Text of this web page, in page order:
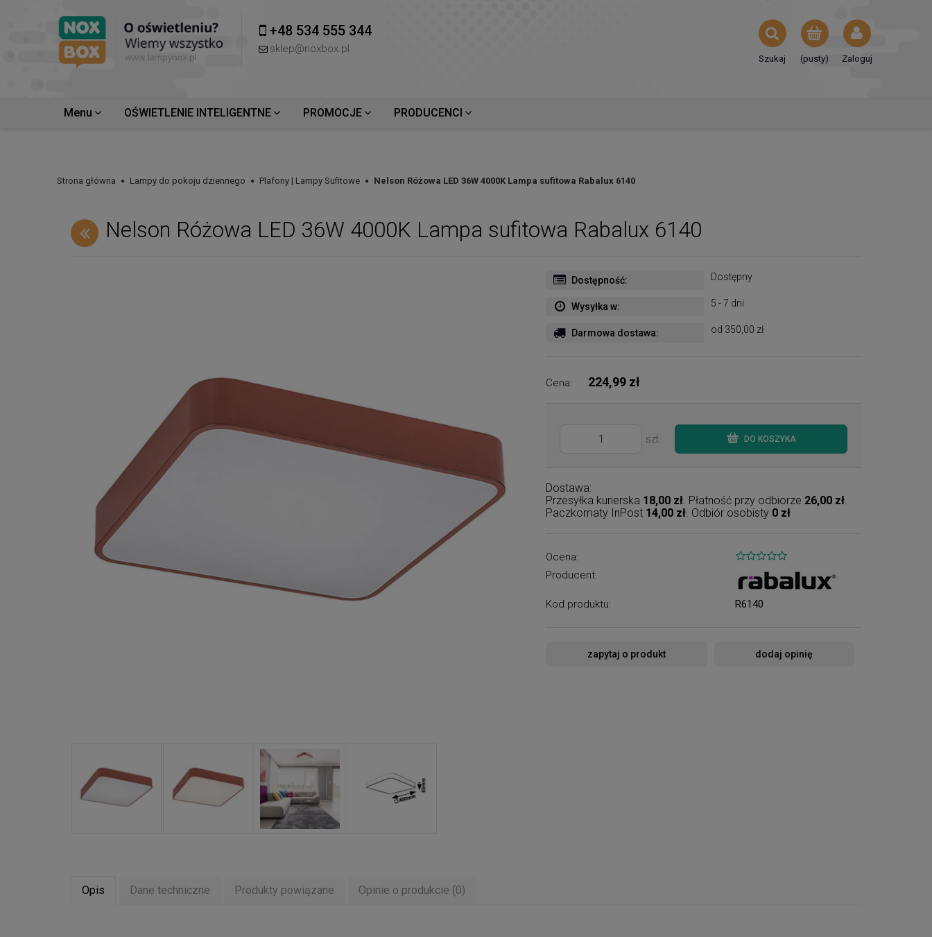
+48 534 555 344
sklep@noxbox.pl
(pusty) Zaloguj
Szukaj
Menu OŚWIETLENIE INTELIGENTNE PROMOCJE PRODUCENCI
Strona główna Lampy do pokoju dziennego Plafony | Lampy Sufitowe Nelson Różowa LED 36W 4000K Lampa sufitowa Rabalux 6140
Nelson Różowa LED 36W 4000K Lampa sufitowa Rabalux 6140
Dostępność: Dostępny
Wysyłka w: 5 - 7 dni
Darmowa dostawa: od 350,00 zł
Cena: 224,99 zł
szt. DO KOSZYKA
Dostawa:
Przesyłka kurierska 18,00 zł. Płatność przy odbiorze 26,00 zł.
Paczkomaty InPost 14,00 zł. Odbiór osobisty 0 zł
Ocena:
Producent:
Kod produktu: R6140
zapytaj o produkt dodaj opinię
Opis Dane techniczne Produkty powiązane Opinie o produkcie (0)